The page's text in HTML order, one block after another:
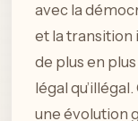
avec la
et la transition
de plus en
légal
une évolution